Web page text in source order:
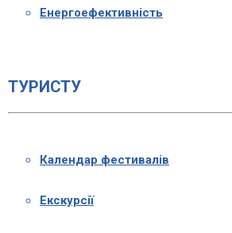
Енергоефективність
ТУРИСТУ
Календар фестивалів
Екскурсії